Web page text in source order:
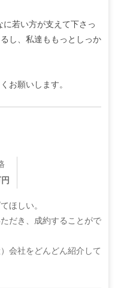
若い方が支えて下さっ
し、私達ももっとしっか
お願いします。
ほしい。
だき、成約することがで
会社をどんどん紹介して